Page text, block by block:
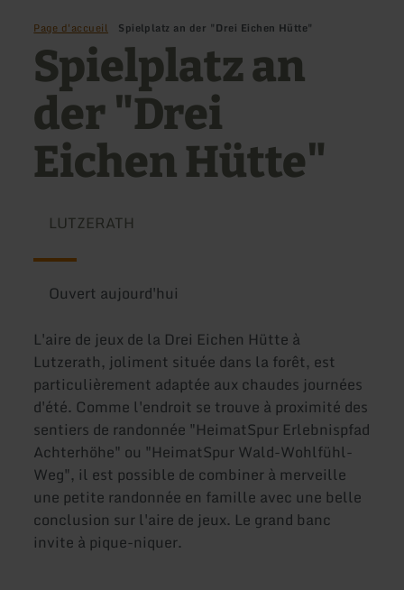
Page d'accueil Spielplatz an der "Drei Eichen Hütte"
Spielplatz an
der "Drei
Eichen Hütte"
LUTZERATH
Ouvert aujourd'hui
L'aire de jeux de la Drei Eichen Hütte à
Lutzerath, joliment située dans la forêt, est
particulièrement adaptée aux chaudes journées
d'été. Comme l'endroit se trouve à proximité des
sentiers de randonnée "HeimatSpur Erlebnispfad
Achterhöhe" ou "HeimatSpur Wald-Wohlfühl-
Weg", il est possible de combiner à merveille
une petite randonnée en famille avec une belle
conclusion sur l'aire de jeux. Le grand banc
invite à pique-niquer.